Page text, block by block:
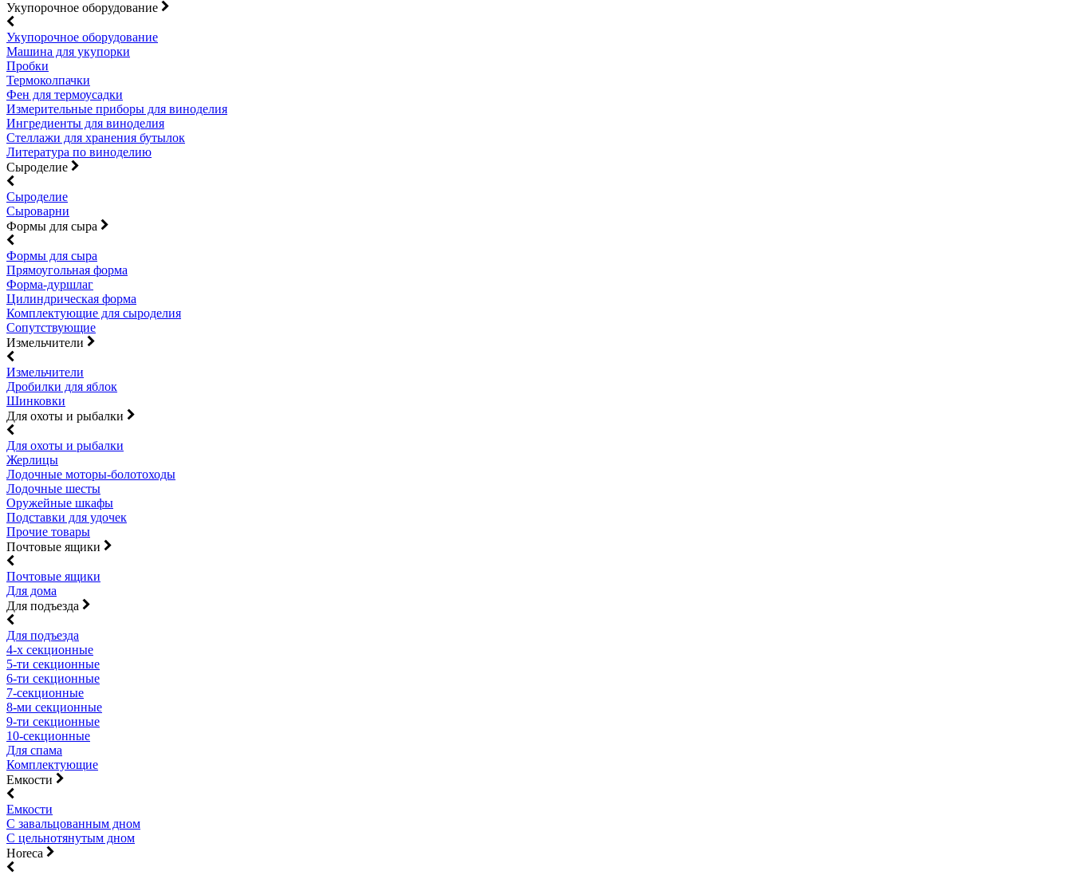
Укупорочное оборудование
Укупорочное оборудование
Машина для укупорки
Пробки
Термоколпачки
Фен для термоусадки
Измерительные приборы для виноделия
Ингредиенты для виноделия
Стеллажи для хранения бутылок
Литература по виноделию
Сыроделие
Сыроделие
Сыроварни
Формы для сыра
Формы для сыра
Прямоугольная форма
Форма-дуршлаг
Цилиндрическая форма
Комплектующие для сыроделия
Сопутствующие
Измельчители
Измельчители
Дробилки для яблок
Шинковки
Для охоты и рыбалки
Для охоты и рыбалки
Жерлицы
Лодочные моторы-болотоходы
Лодочные шесты
Оружейные шкафы
Подставки для удочек
Прочие товары
Почтовые ящики
Почтовые ящики
Для дома
Для подъезда
Для подъезда
4-х секционные
5-ти секционные
6-ти секционные
7-секционные
8-ми секционные
9-ти секционные
10-секционные
Для спама
Комплектующие
Емкости
Емкости
С завальцованным дном
С цельнотянутым дном
Horeca